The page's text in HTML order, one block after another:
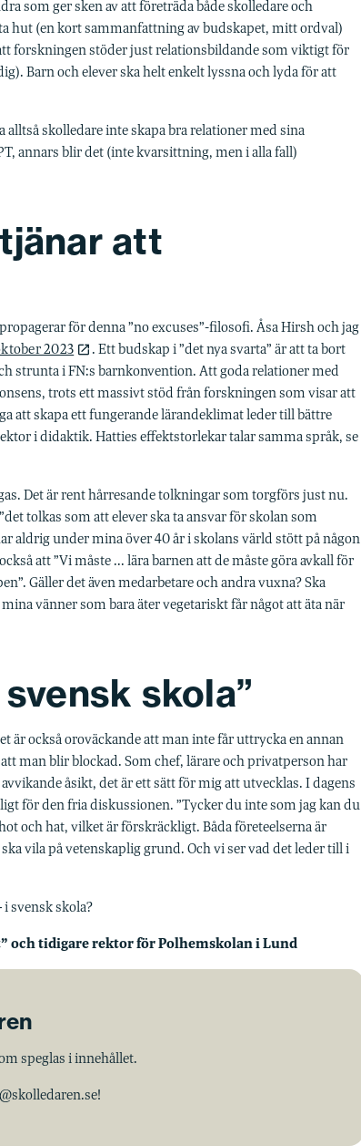
som ger sken av att företräda både skolledare och
hut (en kort sammanfattning av budskapet, mitt ordval)
forskningen stöder just relationsbildande som viktigt för
Barn och elever ska helt enkelt lyssna och lyda för att
skolledare inte skapa bra relationer med sina
annars blir det (inte kvarsittning, men i alla fall)
att
för denna ”no excuses”-filosofi. Åsa Hirsh och jag
2023
. Ett budskap i ”det nya svarta” är att ta bort
strunta i FN:s barnkonvention. Att goda relationer med
trots ett massivt stöd från forskningen som visar att
att skapa ett fungerande lärandeklimat leder till bättre
i didaktik. Hatties effektstorlekar talar samma språk, se
Det är rent hårresande tolkningar som torgförs just nu.
tolkas som att elever ska ta ansvar för skolan som
aldrig under mina över 40 år i skolans värld stött på någon
att ”Vi måste ... lära barnen att de måste göra avkall för
Gäller det även medarbetare och andra vuxna? Ska
vänner som bara äter vegetariskt får något att äta när
skola”
är också oroväckande att man inte får uttrycka en annan
man blir blockad. Som chef, lärare och privatperson har
åsikt, det är ett sätt för mig att utvecklas. I dagens
för den fria diskussionen. ”Tycker du inte som jag kan du
och hat, vilket är förskräckligt. Båda företeelserna är
vila på vetenskaplig grund. Och vi ser vad det leder till i
svensk skola?
och tidigare rektor för Polhemskolan i Lund
speglas i innehållet.